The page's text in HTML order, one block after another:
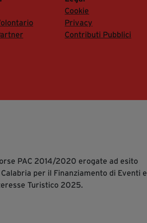
Cookie
Privacy
Contributi Pubblici
PAC 2014/2020 erogate ad esito
per il Finanziamento di Eventi e
Turistico 2025.